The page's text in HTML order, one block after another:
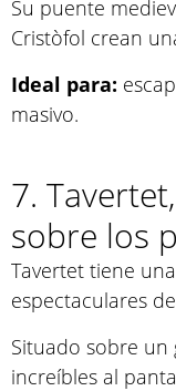
Su puente
Cristòfol crean
Ideal para:
masivo.
7.
sobre los
Tavertet tiene
espectaculares
Situado sobre un
increíbles al